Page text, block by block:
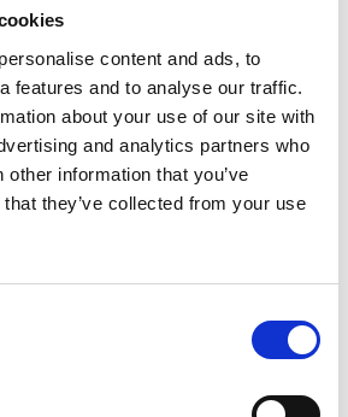
content and ads, to
features and to analyse our traffic.
about your use of our site with
and analytics partners who
information that you’ve
they’ve collected from your use
Gereviseerd
021050000332716
KD716
Onderdelen
kunt u via onderstaand
Wij streven ernaar uw bericht